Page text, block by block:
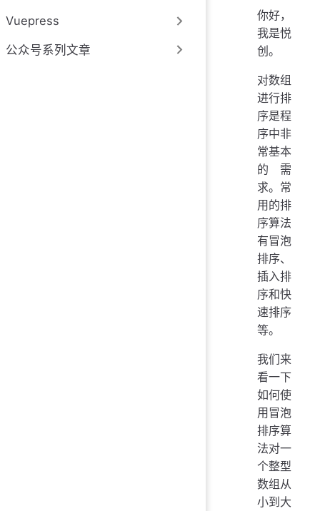
Vuepress
公众号系列文章
你好，
我是悦
创。
对数组
进行排
序是程
序中非
常基本
的需
求。常
用的排
序算法
有冒泡
排序、
插入排
序和快
速排序
等。
我们来
看一下
如何使
用冒泡
排序算
法对一
个整型
数组从
小到大